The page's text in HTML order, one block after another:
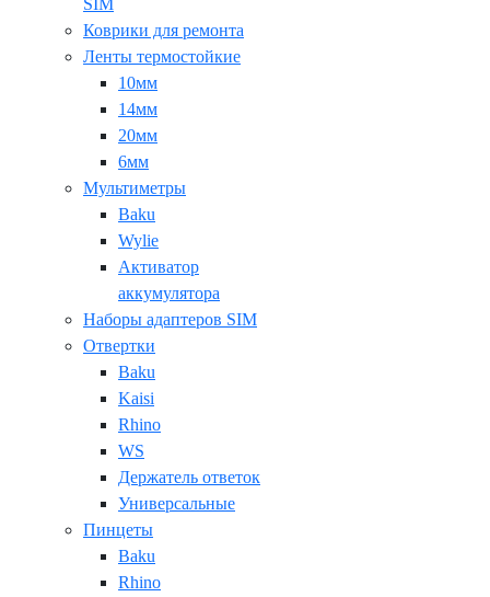
SIM
Коврики для ремонта
Ленты термостойкие
10мм
14мм
20мм
6мм
Мультиметры
Baku
Wylie
Активатор
аккумулятора
Наборы адаптеров SIM
Отвертки
Baku
Kaisi
Rhino
WS
Держатель ответок
Универсальные
Пинцеты
Baku
Rhino